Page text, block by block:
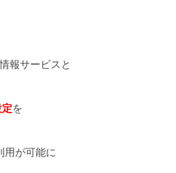
報サービスと
を
用が可能に